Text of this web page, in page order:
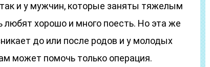
и у мужчин, которые заняты тяжелым
хорошо и много поесть. Но эта же
до или после родов и у молодых
может помочь только операция.